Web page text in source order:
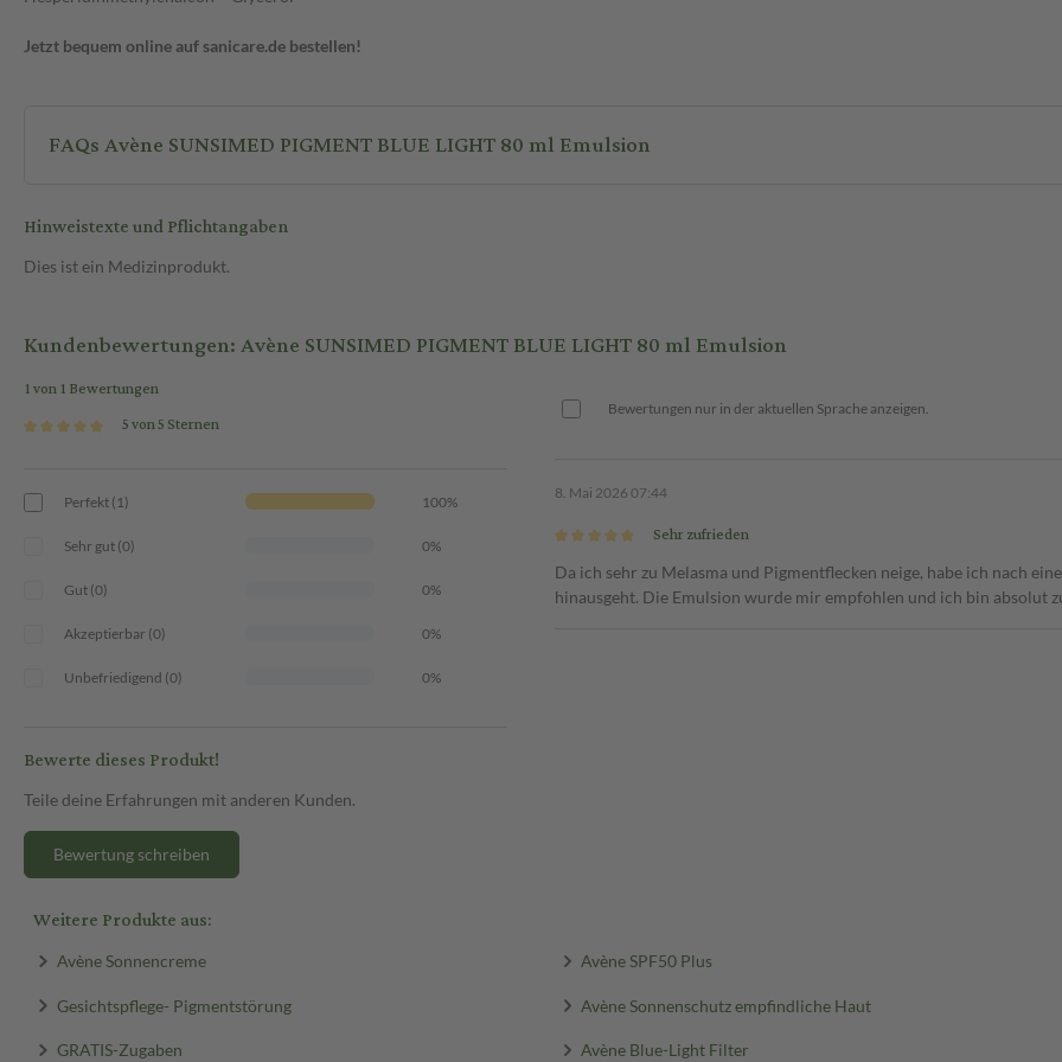
Jetzt bequem online auf sanicare.de bestellen!
FAQs Avène SUNSIMED PIGMENT BLUE LIGHT 80 ml Emulsion
Hinweistexte und Pflichtangaben
Dies ist ein Medizinprodukt.
Kundenbewertungen: Avène SUNSIMED PIGMENT BLUE LIGHT 80 ml Emulsion
1 von 1 Bewertungen
5 von 5 Sternen
Perfekt (1) 100%
Sehr gut (0) 0%
Gut (0) 0%
Akzeptierbar (0) 0%
Unbefriedigend (0) 0%
Bewerte dieses Produkt!
Teile deine Erfahrungen mit anderen Kunden.
Bewertung schreiben
Bewertungen nur in der aktuellen Sprache anzeigen.
8. Mai 2026 07:44
Sehr zufrieden
Da ich sehr zu Melasma und Pigmentflecken neige, habe ich nach
hinausgeht. Die Emulsion wurde mir empfohlen und ich bin absolut
Weitere Produkte aus:
Avène Sonnencreme Avène SPF50 Plus
Gesichtspflege- Pigmentstörung Avène Sonnenschutz empfindliche Haut
GRATIS-Zugaben Avène Blue-Light Filter